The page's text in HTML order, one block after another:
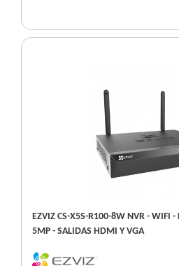
EZVIZ CS-X5S-R100-8W NVR - WIFI -
5MP - SALIDAS HDMI Y VGA